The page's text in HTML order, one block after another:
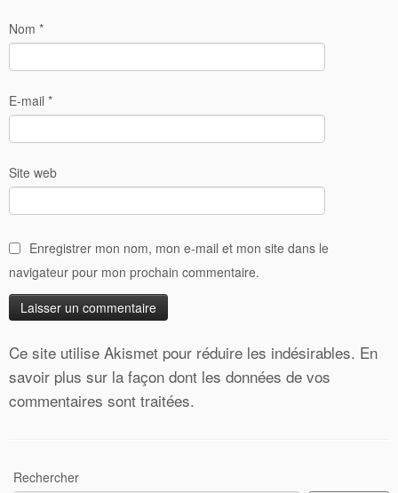
Nom *
E-mail *
Site web
Enregistrer mon nom, mon e-mail et mon site dans le
navigateur pour mon prochain commentaire.
Ce site utilise Akismet pour réduire les indésirables. En
savoir plus sur la façon dont les données de vos
commentaires sont traitées.
Rechercher